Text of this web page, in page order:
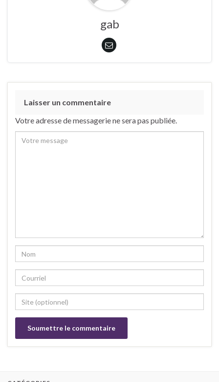
gab
Laisser un commentaire
Votre adresse de messagerie ne sera pas publiée.